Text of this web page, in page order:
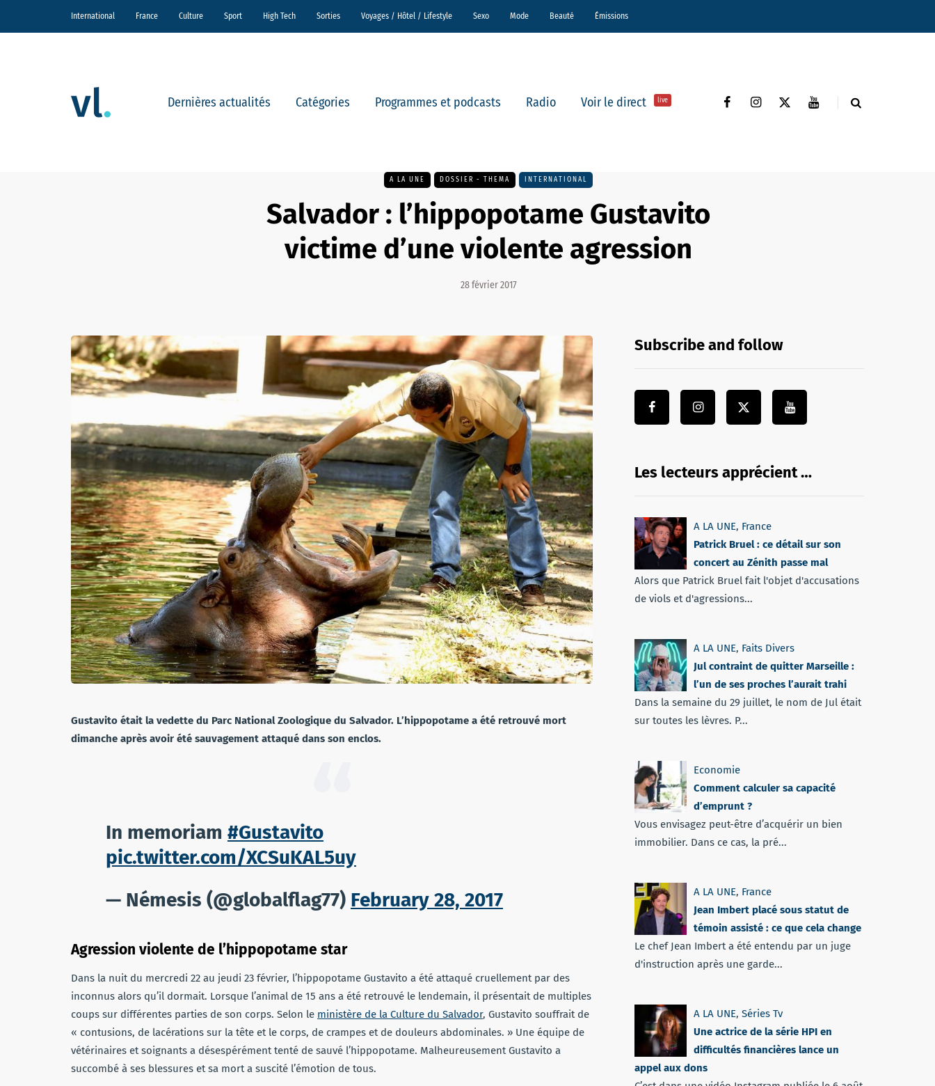
International France Culture Sport High Tech Sorties Voyages / Hôtel / Lifestyle Sexo Mode Beauté Émissions
Dernières actualités Catégories Programmes et podcasts Radio Voir le direct live
A LA UNE DOSSIER - THEMA INTERNATIONAL
Salvador : l’hippopotame Gustavito
victime d’une violente agression
28 février 2017
Gustavito était la vedette du Parc National Zoologique du Salvador. L’hippopotame a été retrouvé mort
dimanche après avoir été sauvagement attaqué dans son enclos.
In memoriam #Gustavito
pic.twitter.com/XCSuKAL5uy
— Némesis (@globalflag77) February 28, 2017
Agression violente de l’hippopotame star
Dans la nuit du mercredi 22 au jeudi 23 février, l’hippopotame Gustavito a été attaqué cruellement par des
inconnus alors qu’il dormait. Lorsque l’animal de 15 ans a été retrouvé le lendemain, il présentait de multiples
coups sur différentes parties de son corps. Selon le ministère de la Culture du Salvador, Gustavito souffrait de
« contusions, de lacérations sur la tête et le corps, de crampes et de douleurs abdominales. » Une équipe de
vétérinaires et soignants a désespérément tenté de sauvé l’hippopotame. Malheureusement Gustavito a
succombé à ses blessures et sa mort a suscité l’émotion de tous.
Subscribe and follow
Les lecteurs apprécient …
A LA UNE, France
Patrick Bruel : ce détail sur son
concert au Zénith passe mal
Alors que Patrick Bruel fait l'objet d'accusations
de viols et d'agressions...
A LA UNE, Faits Divers
Jul contraint de quitter Marseille :
l’un de ses proches l’aurait trahi
Dans la semaine du 29 juillet, le nom de Jul était
sur toutes les lèvres. P...
Economie
Comment calculer sa capacité
d’emprunt ?
Vous envisagez peut-être d’acquérir un bien
immobilier. Dans ce cas, la pré...
A LA UNE, France
Jean Imbert placé sous statut de
témoin assisté : ce que cela change
Le chef Jean Imbert a été entendu par un juge
d'instruction après une garde...
A LA UNE, Séries Tv
Une actrice de la série HPI en
difficultés financières lance un
appel aux dons